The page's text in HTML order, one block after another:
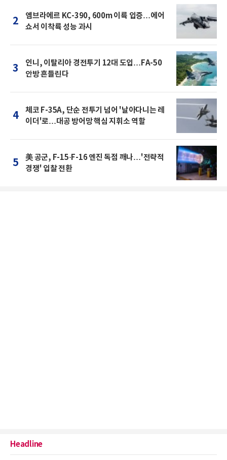
2
엠브라에르 KC-390, 600m 이륙 입증…에어
쇼서 이착륙 성능 과시
3
인니, 이탈리아 경전투기 12대 도입…FA-50
안방 흔들린다
4
체코 F-35A, 단순 전투기 넘어 '날아다니는 레
이더'로…대공 방어망 핵심 지휘소 역할
5
美 공군, F-15·F-16 엔진 독점 깨나…'전략적
경쟁' 입찰 전환
Headline